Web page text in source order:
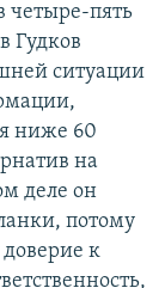
четыре-пять
Гудков
ситуации
ниже 60
на
деле он
потому
к